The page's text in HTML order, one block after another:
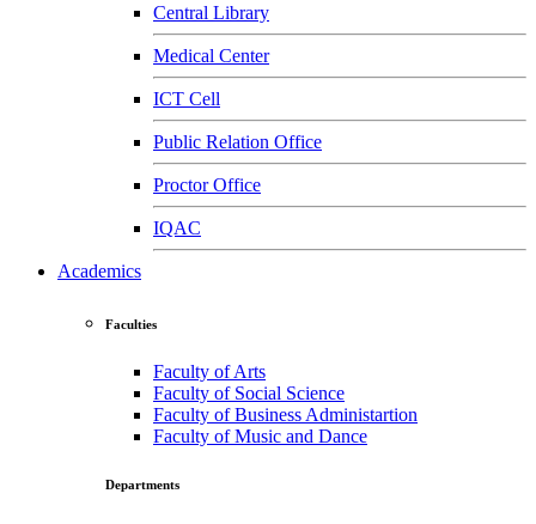
Central Library
Medical Center
ICT Cell
Public Relation Office
Proctor Office
IQAC
Academics
Faculties
Faculty of Arts
Faculty of Social Science
Faculty of Business Administartion
Faculty of Music and Dance
Departments